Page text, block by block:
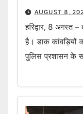
AUGUST 8,
हरिद्वार, 8 अगस्त
है। डाक कांवड़ियों
पुलिस प्रशासन के